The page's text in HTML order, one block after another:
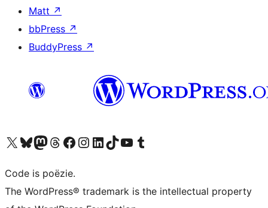
Matt ↗
bbPress ↗
BuddyPress ↗
Bezoek ons X (voorheen Twitter) account
Bezoek ons Bluesky account
Bezoek ons Mastodon account
Bezoek ons Threads account
Onze Facebook pagina bezoeken
Bezoek ons Instagram account
Bezoek ons LinkedIn account
Bezoek ons TikTok account
Bezoek ons YouTube kanaalBezoek ons Tumblr account
Code is poëzie.
The WordPress® trademark is the intellectual property